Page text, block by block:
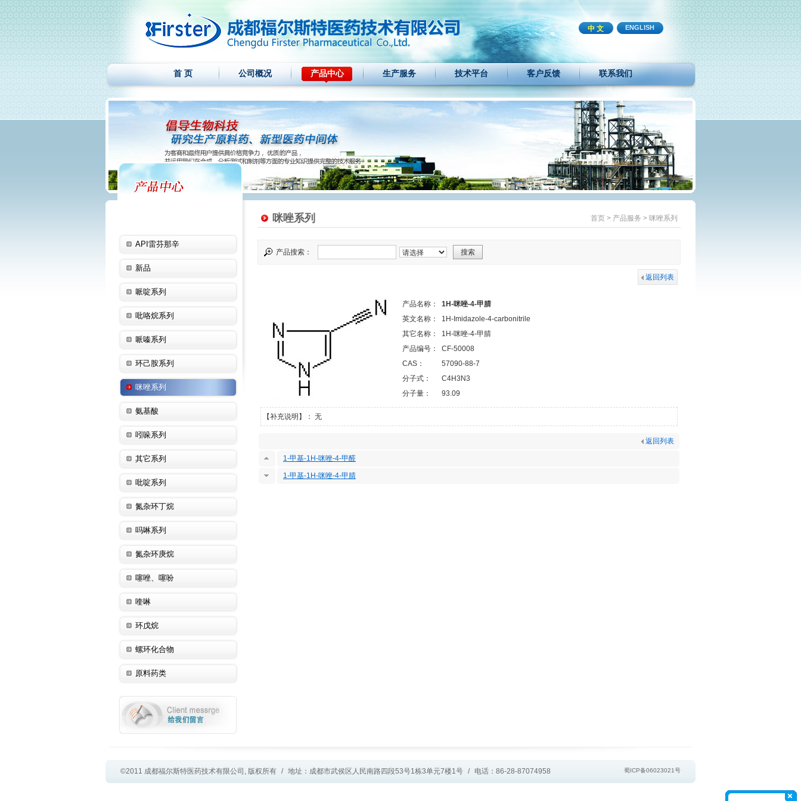
中 文 ENGLISH
首 页 公司概况 产品中心 生产服务 技术平台 客户反馈 联系我们
API雷芬那辛
新品
哌啶系列
吡咯烷系列
哌嗪系列
环己胺系列
咪唑系列
氨基酸
吲哚系列
其它系列
吡啶系列
氮杂环丁烷
吗啉系列
氮杂环庚烷
噻唑、噻吩
喹啉
环戊烷
螺环化合物
原料药类
咪唑系列 首页 > 产品服务 > 咪唑系列
产品搜索：
返回列表
产品名称：
1H-咪唑-4-甲腈
英文名称：
1H-Imidazole-4-carbonitrile
其它名称：
1H-咪唑-4-甲腈
产品编号：
CF-50008
CAS：
57090-88-7
分子式：
C4H3N3
分子量：
93.09
【补充说明】： 无
返回列表
1-甲基-1H-咪唑-4-甲醛
1-甲基-1H-咪唑-4-甲腈
蜀ICP备06023021号
©2011 成都福尔斯特医药技术有限公司, 版权所有 / 地址：成都市武侯区人民南路四段53号1栋3单元7楼1号 / 电话：86-28-87074958